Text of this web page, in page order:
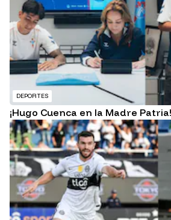
DEPORTES
¡Hugo Cuenca en la Madre Patria!